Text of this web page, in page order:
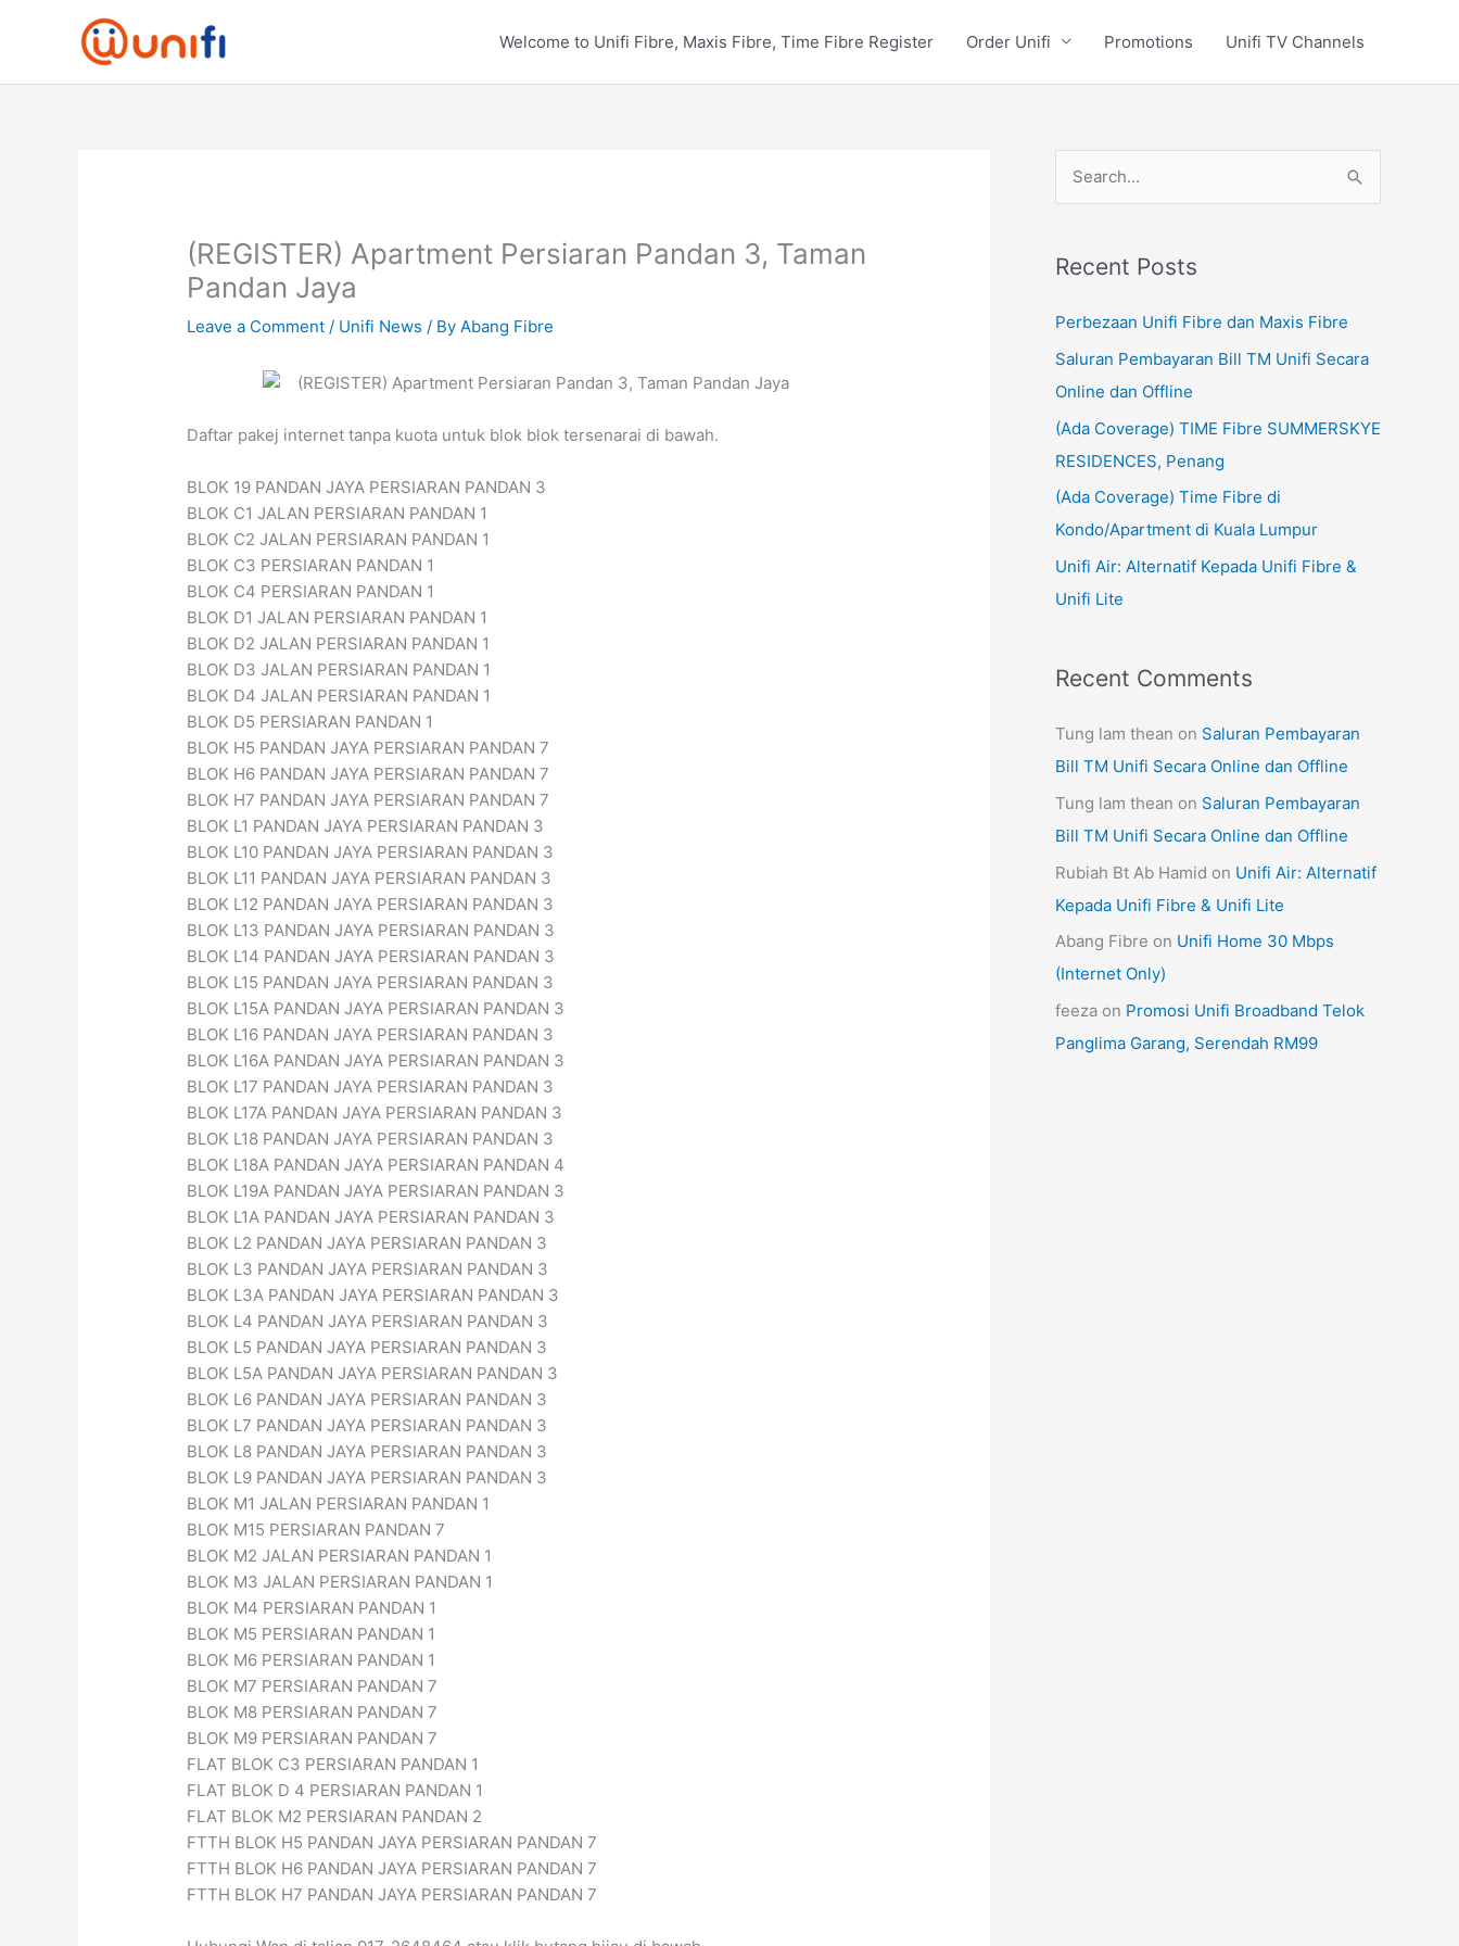
Welcome to Unifi Fibre, Maxis Fibre, Time Fibre Register Order Unifi Promotions Unifi TV Channels
(REGISTER) Apartment Persiaran Pandan 3, Taman
Pandan Jaya
Leave a Comment / Unifi News / ByAbang Fibre
Daftar pakej internet tanpa kuota untuk blok blok tersenarai di bawah.
BLOK 19 PANDAN JAYA PERSIARAN PANDAN 3
BLOK C1 JALAN PERSIARAN PANDAN 1
BLOK C2 JALAN PERSIARAN PANDAN 1
BLOK C3 PERSIARAN PANDAN 1
BLOK C4 PERSIARAN PANDAN 1
BLOK D1 JALAN PERSIARAN PANDAN 1
BLOK D2 JALAN PERSIARAN PANDAN 1
BLOK D3 JALAN PERSIARAN PANDAN 1
BLOK D4 JALAN PERSIARAN PANDAN 1
BLOK D5 PERSIARAN PANDAN 1
BLOK H5 PANDAN JAYA PERSIARAN PANDAN 7
BLOK H6 PANDAN JAYA PERSIARAN PANDAN 7
BLOK H7 PANDAN JAYA PERSIARAN PANDAN 7
BLOK L1 PANDAN JAYA PERSIARAN PANDAN 3
BLOK L10 PANDAN JAYA PERSIARAN PANDAN 3
BLOK L11 PANDAN JAYA PERSIARAN PANDAN 3
BLOK L12 PANDAN JAYA PERSIARAN PANDAN 3
BLOK L13 PANDAN JAYA PERSIARAN PANDAN 3
BLOK L14 PANDAN JAYA PERSIARAN PANDAN 3
BLOK L15 PANDAN JAYA PERSIARAN PANDAN 3
BLOK L15A PANDAN JAYA PERSIARAN PANDAN 3
BLOK L16 PANDAN JAYA PERSIARAN PANDAN 3
BLOK L16A PANDAN JAYA PERSIARAN PANDAN 3
BLOK L17 PANDAN JAYA PERSIARAN PANDAN 3
BLOK L17A PANDAN JAYA PERSIARAN PANDAN 3
BLOK L18 PANDAN JAYA PERSIARAN PANDAN 3
BLOK L18A PANDAN JAYA PERSIARAN PANDAN 4
BLOK L19A PANDAN JAYA PERSIARAN PANDAN 3
BLOK L1A PANDAN JAYA PERSIARAN PANDAN 3
BLOK L2 PANDAN JAYA PERSIARAN PANDAN 3
BLOK L3 PANDAN JAYA PERSIARAN PANDAN 3
BLOK L3A PANDAN JAYA PERSIARAN PANDAN 3
BLOK L4 PANDAN JAYA PERSIARAN PANDAN 3
BLOK L5 PANDAN JAYA PERSIARAN PANDAN 3
BLOK L5A PANDAN JAYA PERSIARAN PANDAN 3
BLOK L6 PANDAN JAYA PERSIARAN PANDAN 3
BLOK L7 PANDAN JAYA PERSIARAN PANDAN 3
BLOK L8 PANDAN JAYA PERSIARAN PANDAN 3
BLOK L9 PANDAN JAYA PERSIARAN PANDAN 3
BLOK M1 JALAN PERSIARAN PANDAN 1
BLOK M15 PERSIARAN PANDAN 7
BLOK M2 JALAN PERSIARAN PANDAN 1
BLOK M3 JALAN PERSIARAN PANDAN 1
BLOK M4 PERSIARAN PANDAN 1
BLOK M5 PERSIARAN PANDAN 1
BLOK M6 PERSIARAN PANDAN 1
BLOK M7 PERSIARAN PANDAN 7
BLOK M8 PERSIARAN PANDAN 7
BLOK M9 PERSIARAN PANDAN 7
FLAT BLOK C3 PERSIARAN PANDAN 1
FLAT BLOK D 4 PERSIARAN PANDAN 1
FLAT BLOK M2 PERSIARAN PANDAN 2
FTTH BLOK H5 PANDAN JAYA PERSIARAN PANDAN 7
FTTH BLOK H6 PANDAN JAYA PERSIARAN PANDAN 7
FTTH BLOK H7 PANDAN JAYA PERSIARAN PANDAN 7
r
c
r
:
Recent Posts
Perbezaan Unifi Fibre dan Maxis Fibre
Saluran Pembayaran Bill TM Unifi Secara
Online dan Offline
(Ada Coverage) TIME Fibre SUMMERSKYE
RESIDENCES, Penang
(Ada Coverage) Time Fibre di
Kondo/Apartment di Kuala Lumpur
Unifi Air: Alternatif Kepada Unifi Fibre &
Unifi Lite
Recent Comments
Tung lam thean on Saluran Pembayaran
Bill TM Unifi Secara Online dan Offline
Tung lam thean on Saluran Pembayaran
Bill TM Unifi Secara Online dan Offline
Rubiah Bt Ab Hamid on Unifi Air: Alternatif
Kepada Unifi Fibre & Unifi Lite
Abang Fibre on Unifi Home 30 Mbps
(Internet Only)
feeza on Promosi Unifi Broadband Telok
Panglima Garang, Serendah RM99